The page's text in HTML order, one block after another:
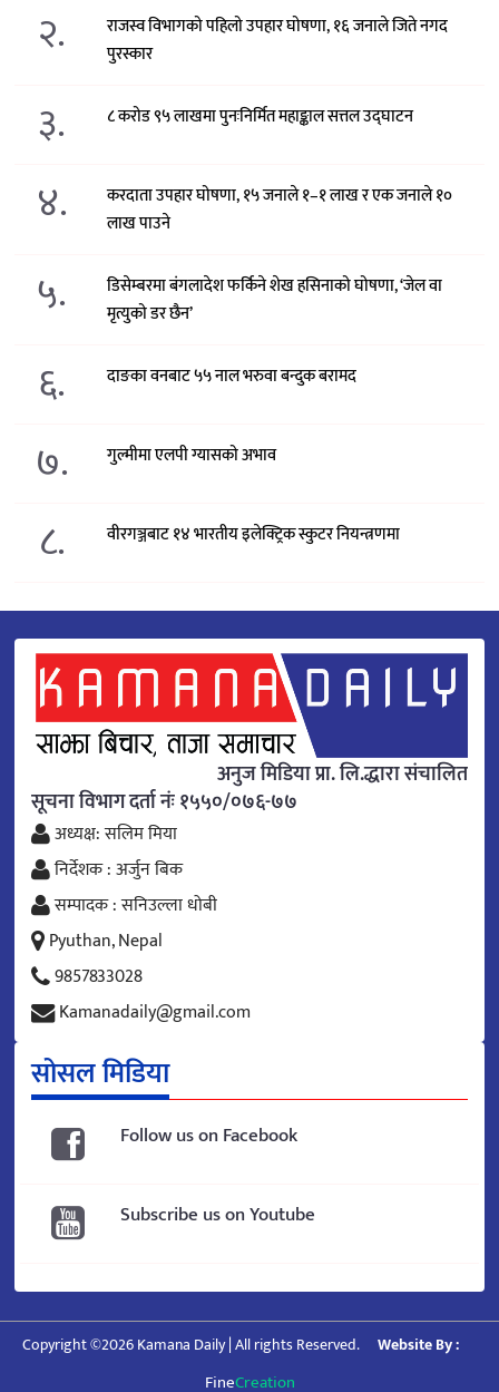
२.
राजस्व विभागको पहिलो उपहार घोषणा, १६ जनाले जिते नगद
पुरस्कार
३. ८ करोड ९५ लाखमा पुनःनिर्मित महाङ्काल सत्तल उद्घाटन
४.
करदाता उपहार घोषणा, १५ जनाले १–१ लाख र एक जनाले १०
लाख पाउने
५.
डिसेम्बरमा बंगलादेश फर्किने शेख हसिनाको घोषणा, ‘जेल वा
मृत्युको डर छैन’
६. दाङका वनबाट ५५ नाल भरुवा बन्दुक बरामद
७. गुल्मीमा एलपी ग्यासको अभाव
८. वीरगञ्जबाट १४ भारतीय इलेक्ट्रिक स्कुटर नियन्त्रणमा
अनुज मिडिया प्रा. लि.द्धारा संचालित
सूचना विभाग दर्ता नंः १५५०/०७६-७७
अध्यक्ष: सलिम मिया
निर्देशक : अर्जुन बिक
सम्पादक : सनिउल्ला धोबी
Pyuthan, Nepal
9857833028
Kamanadaily@gmail.com
सोसल मिडिया
Follow us on Facebook
Subscribe us on Youtube
Copyright ©2026 Kamana Daily | All rights Reserved. Website By :
FineCreation